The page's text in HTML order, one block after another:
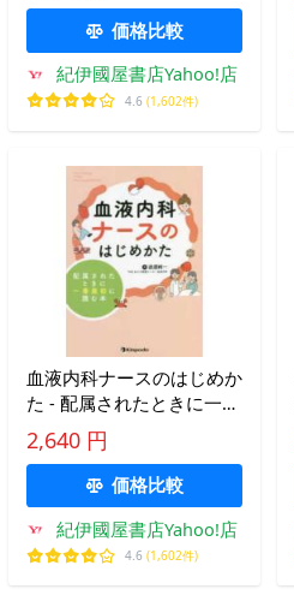
価格比較
紀伊國屋書店Yahoo!店
4.6 (1,602件)
血液内科ナースのはじめか
た - 配属されたときに一番
最初に読む本
2,640 円
価格比較
紀伊國屋書店Yahoo!店
4.6 (1,602件)